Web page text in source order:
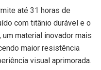
até 31 horas de
com titânio durável e o
material inovador mais
maior resistência
visual aprimorada.